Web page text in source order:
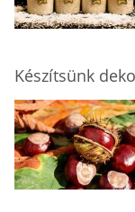
Készítsünk